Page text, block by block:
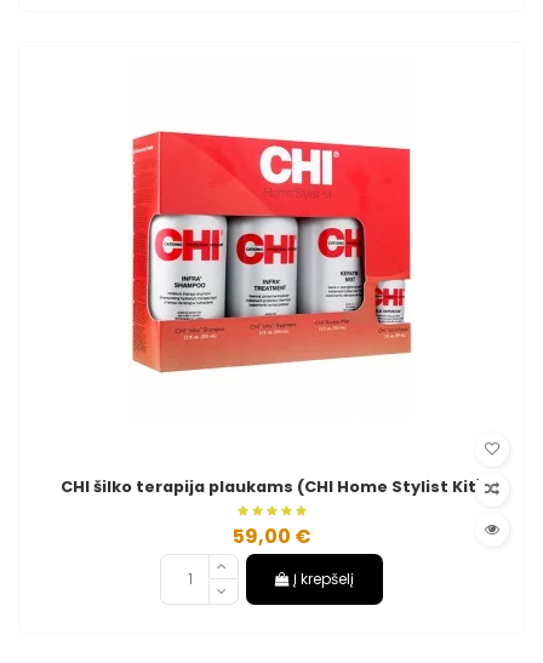
CHI šilko terapija plaukams (CHI Home Stylist Kit)
59,00 €
Į krepšelį